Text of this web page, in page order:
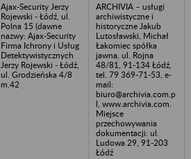
Ajax-Security Jerzy
Rojewski - Łódź, ul.
Polna 15 (dawne
nazwy: Ajax-Security
Firma Ichrony i Usług
Detektywistycznych
Jerzy Rojewski - Łódź,
ul. Grodzieńska 4/8
m.42
ARCHIVIA – usługi
archiwistyczne i
historyczne Jakub
Lutosławski, Michał
Łakomiec spółka
jawna, ul. Rojna
48/81, 91-134 Łódź,
tel. 79 369-71-53, e-
mail:
biuro@archivia.com.p
l, www.archivia.com.
Miejsce
przechowywania
dokumentacji: ul.
Ludowa 29, 91-203
Łódź